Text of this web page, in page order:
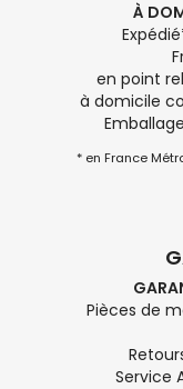
À
en point
à domicile
* en France
Pièces de
Service